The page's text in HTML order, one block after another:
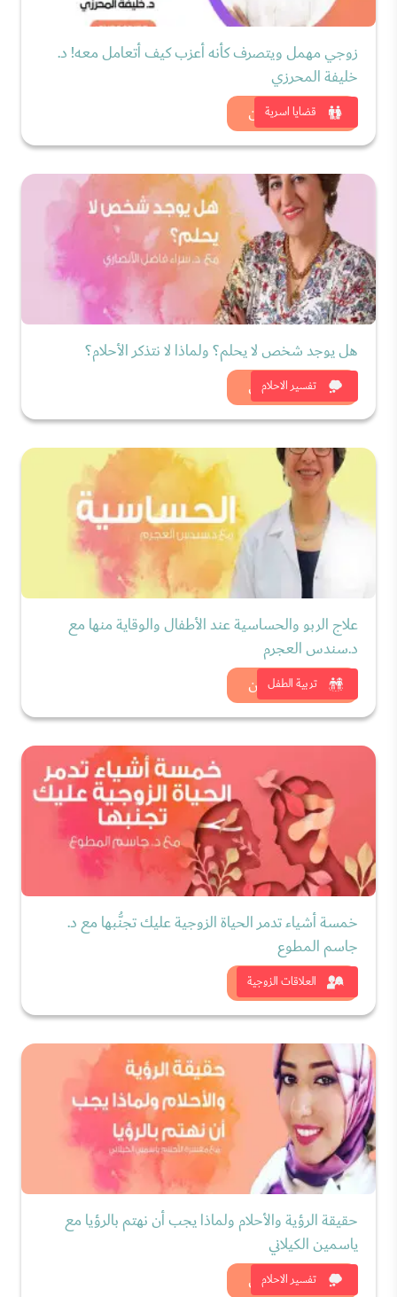
قضايا اسرية
زوجي مهمل ويتصرف كأنه أعزب كيف أتعامل معه! د.
خليفة المحرزي
شاهد الان
تفسير الاحلام
هل يوجد شخص لا يحلم؟ ولماذا لا نتذكر الأحلام؟
شاهد الان
تربية الطفل
علاج الربو والحساسية عند الأطفال والوقاية منها مع
د.سندس العجرم
شاهد الان
العلاقات الزوجية
خمسة أشياء تدمر الحياة الزوجية عليك تجنُّبها مع د.
جاسم المطوع
شاهد الان
تفسير الاحلام
حقيقة الرؤية والأحلام ولماذا يجب أن نهتم بالرؤيا مع
ياسمين الكيلاني
شاهد الان